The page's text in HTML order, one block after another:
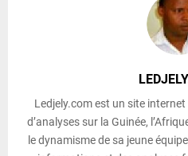
Ledjely.com est un site
d’analyses sur la Guinée,
le dynamisme de sa jeune